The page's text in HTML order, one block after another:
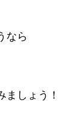
なら
しょう！